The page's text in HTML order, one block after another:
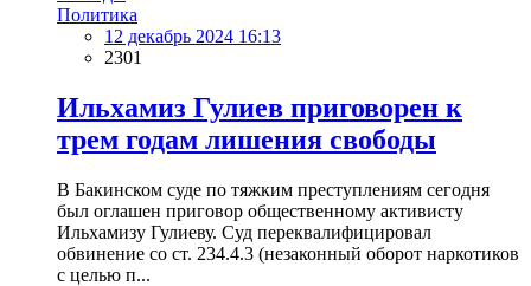
Политика
12 декабрь 2024 16:13
2301
Ильхамиз Гулиев приговорен к
трем годам лишения свободы
В Бакинском суде по тяжким преступлениям сегодня
был оглашен приговор общественному активисту
Ильхамизу Гулиеву. Суд переквалифицировал
обвинение со ст. 234.4.3 (незаконный оборот наркотиков
с целью п...